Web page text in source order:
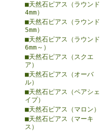
■天然石ピアス（ラウンド
4mm）
■天然石ピアス（ラウンド
5mm）
■天然石ピアス（ラウンド
6mm～）
■天然石ピアス（スクエ
ア）
■天然石ピアス（オーバ
ル）
■天然石ピアス（ペアシェ
イプ）
■天然石ピアス（マロン）
■天然石ピアス（マーキ
ス）